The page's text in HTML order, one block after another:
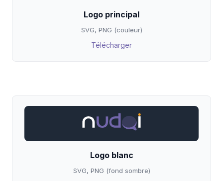
Logo principal
SVG, PNG (couleur)
Télécharger
Logo blanc
SVG, PNG (fond sombre)